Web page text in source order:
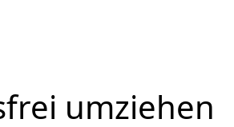
umziehen